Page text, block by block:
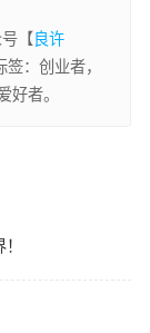
【 良许
：创业者，
好者。